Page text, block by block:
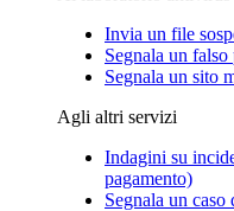
Invia un file
Segnala un
Segnala un sito
Agli altri servizi
Indagini su
pagamento)
Segnala un caso